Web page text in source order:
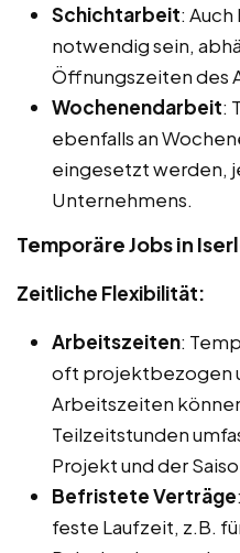
Schichtarbeit:
notwendig sein,
Öffnungszeiten des
Wochenendarbeit:
ebenfalls an
eingesetzt werden,
Unternehmens.
Temporäre Jobs in
Zeitliche Flexibilität:
Arbeitszeiten:
oft projektbezogen
Arbeitszeiten
Teilzeitstunden
Projekt und der
Befristete Verträge
feste Laufzeit, z.B.